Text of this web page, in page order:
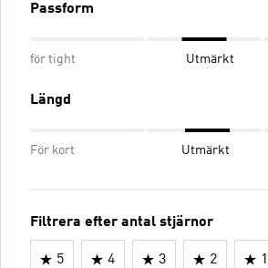
Passform
för tight Utmärkt
Längd
För kort Utmärkt
Filtrera efter antal stjärnor
5 4 3 2 1